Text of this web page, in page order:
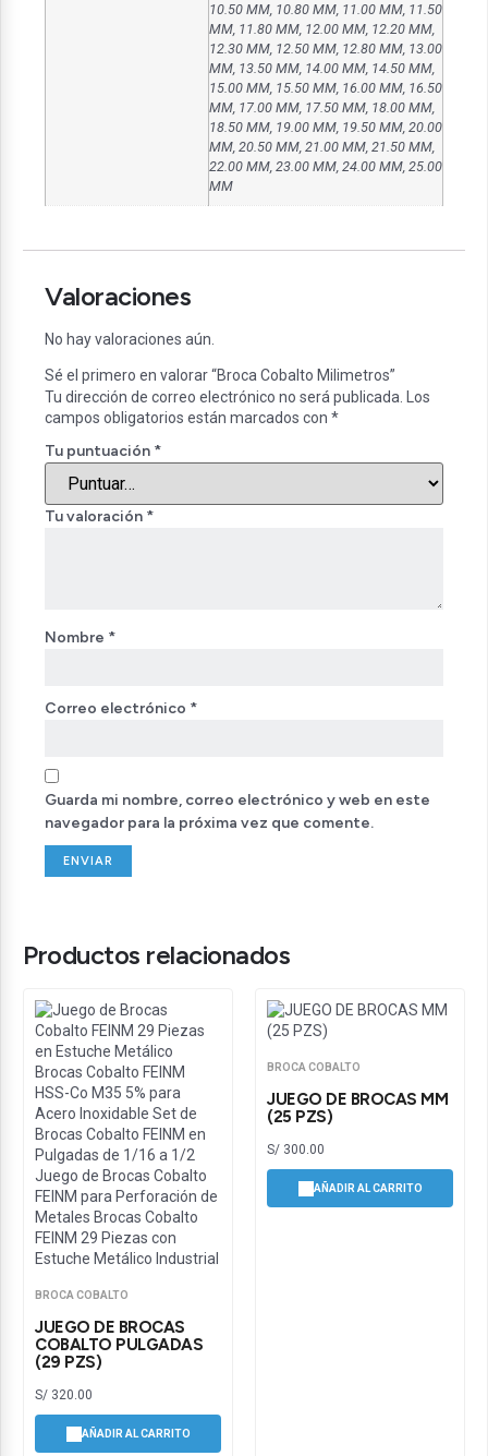
10.50 MM, 10.80 MM, 11.00 MM, 11.50
MM, 11.80 MM, 12.00 MM, 12.20 MM,
12.30 MM, 12.50 MM, 12.80 MM, 13.00
MM, 13.50 MM, 14.00 MM, 14.50 MM,
15.00 MM, 15.50 MM, 16.00 MM, 16.50
MM, 17.00 MM, 17.50 MM, 18.00 MM,
18.50 MM, 19.00 MM, 19.50 MM, 20.00
MM, 20.50 MM, 21.00 MM, 21.50 MM,
22.00 MM, 23.00 MM, 24.00 MM, 25.00
MM
Valoraciones
No hay valoraciones aún.
Sé el primero en valorar “Broca Cobalto Milimetros”
Tu dirección de correo electrónico no será publicada. Los
campos obligatorios están marcados con *
Tu puntuación *
Tu valoración *
Nombre *
Correo electrónico *
Guarda mi nombre, correo electrónico y web en este
navegador para la próxima vez que comente.
Productos relacionados
BROCA COBALTO
JUEGO DE BROCAS
COBALTO PULGADAS
(29 PZS)
S/ 320.00
AÑADIR AL CARRITO
BROCA COBALTO
JUEGO DE BROCAS MM
(25 PZS)
S/ 300.00
AÑADIR AL CARRITO